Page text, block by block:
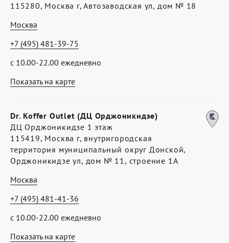
Показать на карте
115280, Москва г, Автозаводская ул, дом № 18
Москва
с 10.00-22.00 ежедневно
+7 (495) 481-39-75
Показать на карте
Dr. Koffer Outlet (ДЦ Орджоникидзе)
ДЦ Орджоникидзе 1 этаж
115419, Москва г, внутригородская
территория муниципальный округ Донской,
Орджоникидзе ул, дом № 11, строение 1А
Москва
с 10.00-22.00 ежедневно
+7 (495) 481-41-36